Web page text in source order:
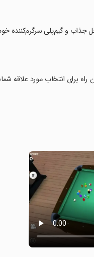
راه برای انتخاب مورد علاقه